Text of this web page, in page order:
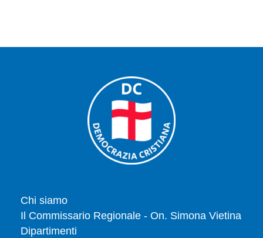
Chi siamo
Il Commissario Regionale - On. Simona Vietina
Dipartimenti